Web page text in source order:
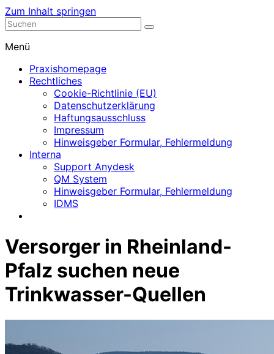
Zum Inhalt springen
Nephrologische Praxis mit Dialyse
Menü
Praxishomepage
Rechtliches
Cookie-Richtlinie (EU)
Datenschutzerklärung
Haftungsausschluss
Impressum
Hinweisgeber Formular, Fehlermeldung
Interna
Support Anydesk
QM System
Hinweisgeber Formular, Fehlermeldung
IDMS
Versorger in Rheinland-
Pfalz suchen neue
Trinkwasser-Quellen